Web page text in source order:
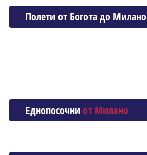
Полети от Богота до Миланo
Еднопосочни от Миланo